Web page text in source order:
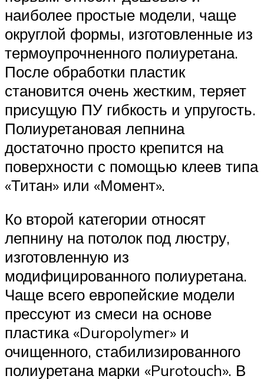
наиболее простые модели, чаще
округлой формы, изготовленные из
термоупрочненного полиуретана.
После обработки пластик
становится очень жестким, теряет
присущую ПУ гибкость и упругость.
Полиуретановая лепнина
достаточно просто крепится на
поверхности с помощью клеев типа
«Титан» или «Момент».
Ко второй категории относят
лепнину на потолок под люстру,
изготовленную из
модифицированного полиуретана.
Чаще всего европейские модели
прессуют из смеси на основе
пластика «Duropolymer» и
очищенного, стабилизированного
полиуретана марки «Purotouch». В